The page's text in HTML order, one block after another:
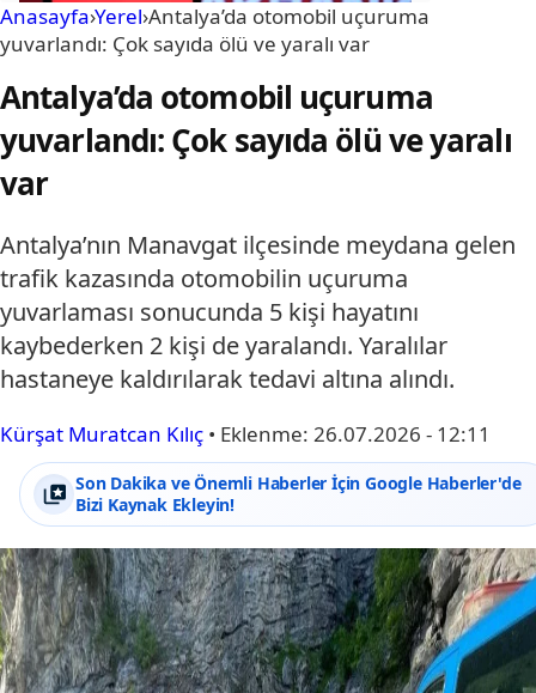
Anasayfa›Yerel›Antalya’da otomobil uçuruma
yuvarlandı: Çok sayıda ölü ve yaralı var
Antalya’da otomobil uçuruma
yuvarlandı: Çok sayıda ölü ve yaralı
var
Antalya’nın Manavgat ilçesinde meydana gelen
trafik kazasında otomobilin uçuruma
yuvarlaması sonucunda 5 kişi hayatını
kaybederken 2 kişi de yaralandı. Yaralılar
hastaneye kaldırılarak tedavi altına alındı.
Kürşat Muratcan Kılıç • Eklenme: 26.07.2026 - 12:11
Son Dakika ve Önemli Haberler İçin Google Haberler'de
Bizi Kaynak Ekleyin!